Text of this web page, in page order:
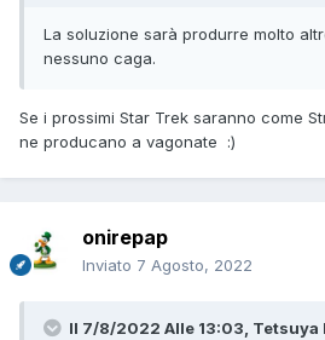
La soluzione sarà produrre molto
nessuno caga.
Se i prossimi Star Trek saranno come
ne producano a vagonate :)
onirepap
Inviato 7 Agosto, 2022
Il 7/8/2022 Alle 13:03, Tetsuya